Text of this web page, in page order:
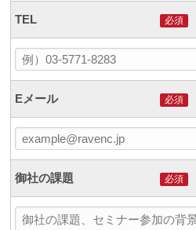
TEL 必須
Eメール 必須
御社の課題 必須